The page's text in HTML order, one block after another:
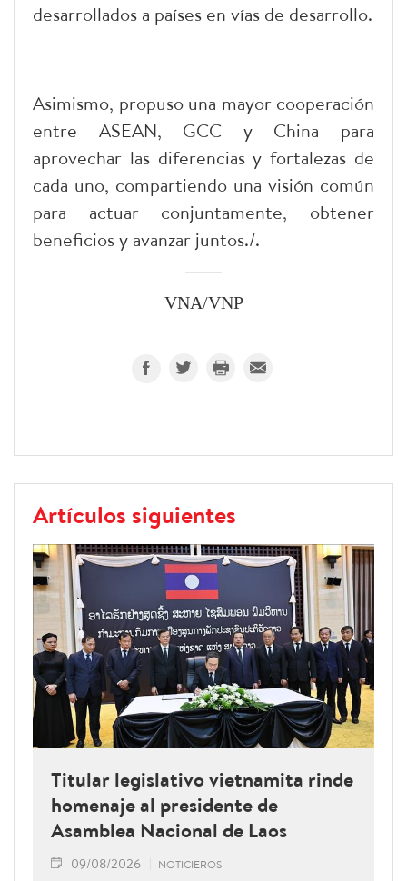
desarrollados a países en vías de desarrollo.
Asimismo, propuso una mayor cooperación
entre ASEAN, GCC y China para
aprovechar las diferencias y fortalezas de
cada uno, compartiendo una visión común
para actuar conjuntamente, obtener
beneficios y avanzar juntos./.
VNA/VNP
Artículos siguientes
Titular legislativo vietnamita rinde
homenaje al presidente de
Asamblea Nacional de Laos
09/08/2026 NOTICIEROS